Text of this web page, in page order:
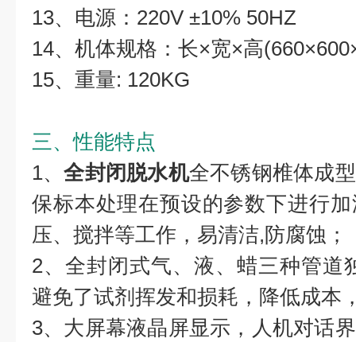
13、电源：220V ±10% 50HZ
14、机体规格：长×宽×高
15、重量: 120KG
三、性能特点
1、全封闭脱水机全不锈钢椎体成
保标本处理在预设的参数下进行
压、搅拌等工作，易清洁,防腐蚀；
2、全封闭式气、液、蜡三种管道
避免了试剂挥发和损耗，降低成本
3、大屏幕液晶屏显示，人机对话